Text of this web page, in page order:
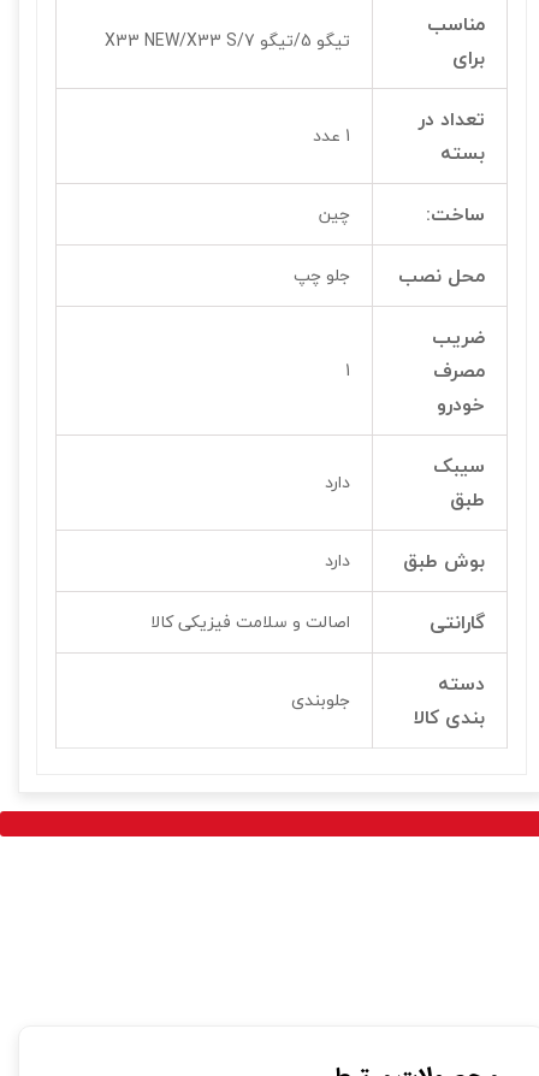
مناسب
برای
تیگو 5/تیگو 7/X33 NEW/X33 S
تعداد در
بسته
1 عدد
ساخت: چین
محل نصب جلو چپ
ضریب
مصرف
خودرو
1
سیبک
طبق
دارد
بوش طبق دارد
گارانتی اصالت و سلامت فیزیکی کالا
دسته
بندی کالا
جلوبندی